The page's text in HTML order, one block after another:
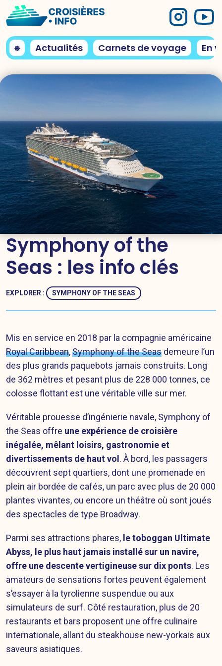
⎈ Actualités Carnets de voyage En
Symphony of the
Seas : les info clés
EXPLORER : SYMPHONY OF THE SEAS
Mis en service en 2018 par la compagnie américaine
Royal Caribbean,Symphony of the Seas demeure l’un
des plus grands paquebots jamais construits. Long
de 362 mètres et pesant plus de 228 000 tonnes, ce
colosse flottant est une véritable ville sur mer.
Véritable prouesse d’ingénierie navale, Symphony of
the Seas offre une expérience de croisière
inégalée, mêlant loisirs, gastronomie et
divertissements de haut vol. À bord, les passagers
découvrent sept quartiers, dont une promenade en
plein air bordée de cafés, un parc avec plus de 20 000
plantes vivantes, ou encore un théâtre où sont joués
des spectacles de type Broadway.
Parmi ses attractions phares, le toboggan Ultimate
Abyss, le plus haut jamais installé sur un navire,
offre une descente vertigineuse sur dix ponts. Les
amateurs de sensations fortes peuvent également
s’essayer à la tyrolienne suspendue ou aux
simulateurs de surf. Côté restauration, plus de 20
restaurants et bars proposent une offre culinaire
internationale, allant du steakhouse new-yorkais aux
saveurs asiatiques.